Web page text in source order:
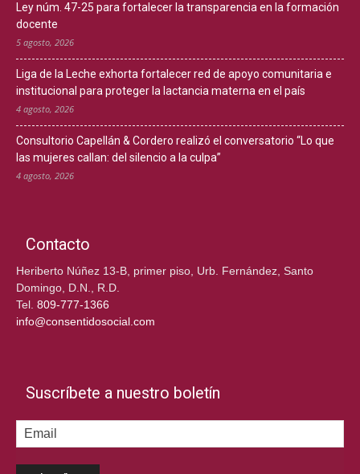
Ley núm. 47-25 para fortalecer la transparencia en la formación
docente
5 agosto, 2026
Liga de la Leche exhorta fortalecer red de apoyo comunitaria e
institucional para proteger la lactancia materna en el país
4 agosto, 2026
Consultorio Capellán & Cordero realizó el conversatorio “Lo que
las mujeres callan: del silencio a la culpa”
4 agosto, 2026
Contacto
Heriberto Núñez 13-B, primer piso, Urb. Fernández, Santo
Domingo, D.N., R.D.
Tel. 809-777-1366
info@consentidosocial.com
Suscríbete a nuestro boletín